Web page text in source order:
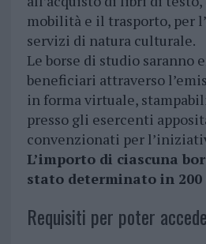
mobilità e il trasporto, per
servizi di natura culturale.
Le borse di studio saranno
beneficiari attraverso
in forma virtuale,
presso gli esercenti
convenzionati per
L’importo di ciascuna
stato determinato in 200
Requisiti per poter